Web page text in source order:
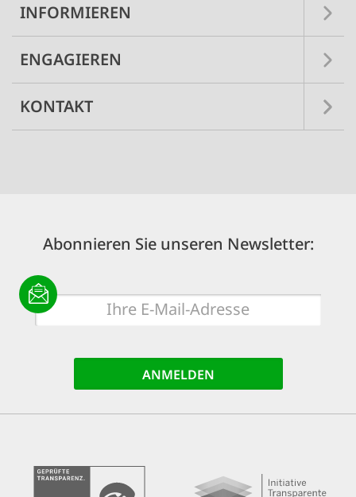
INFORMIEREN
ENGAGIEREN
KONTAKT
Abonnieren Sie unseren Newsletter:
E-
Mail